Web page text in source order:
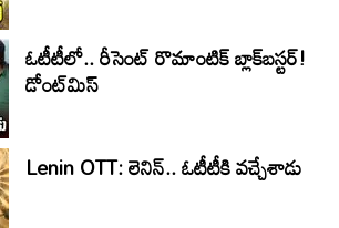
ఓటీటీలో.. రీసెంట్ రొమాంటిక్‌ బ్లాక్‌బ‌స్ట‌ర్‌!
డోంట్‌మిస్‌
Lenin OTT: లెనిన్.. ఓటీటీకి వ‌చ్చేశాడు